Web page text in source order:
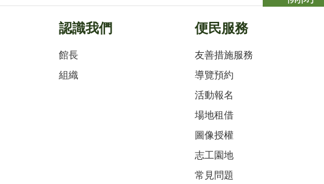
認識我們
館長
組織
便民服務
友善措施服務
導覽預約
活動報名
場地租借
圖像授權
志工園地
常見問題